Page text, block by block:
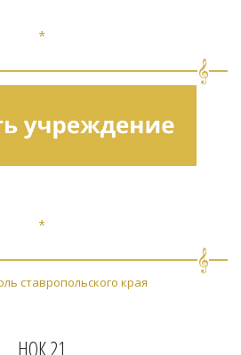
*
*
НОК 21